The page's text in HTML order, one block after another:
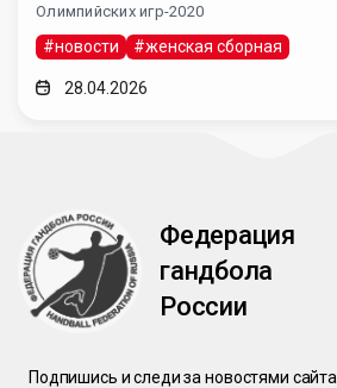
Олимпийских игр-2020
#новости #женская сборная
28.04.2026
Федерация
гандбола
России
Подпишись и следи за новостями сайта